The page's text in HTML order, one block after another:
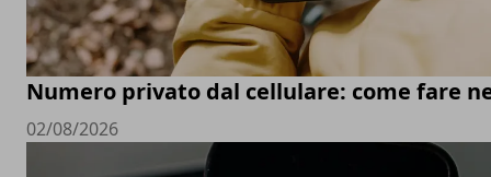
Numero privato dal cellulare: come fare
02/08/2026